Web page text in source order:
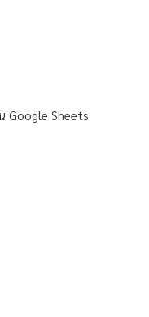
Google Sheets